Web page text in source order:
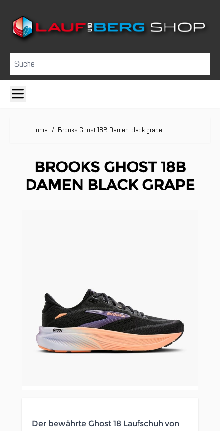
Suche
Home / Brooks Ghost 18B Damen black grape
BROOKS GHOST 18B
DAMEN BLACK GRAPE
Der bewährte Ghost 18 Laufschuh von